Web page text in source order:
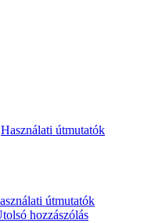
Használati útmutatók
útmutatók
hozzászólás